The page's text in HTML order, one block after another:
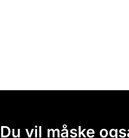
Du vil måske